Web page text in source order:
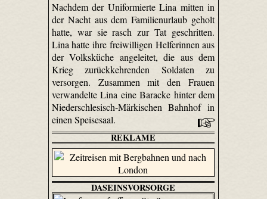
Nachdem der Uniformierte Lina mitten in
der Nacht aus dem Familienurlaub geholt
hatte, war sie rasch zur Tat geschritten.
Lina hatte ihre freiwilligen Helferinnen aus
der Volksküche angeleitet, die aus dem
Krieg zurückkehrenden Soldaten zu
versorgen. Zusammen mit den Frauen
verwandelte Lina eine Baracke hinter dem
Nieder­schle­sisch-Märki­schen Bahnhof in
einen Speisesaal.
REKLAME
DASEINSVORSORGE